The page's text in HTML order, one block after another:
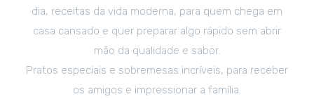
dia, receitas da vida moderna, para quem chega em
casa cansado e quer preparar algo rápido sem abrir
mão da qualidade e sabor.
Pratos especiais e sobremesas incríveis, para receber
os amigos e impressionar a família.